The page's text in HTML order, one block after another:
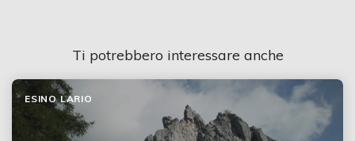
Ti potrebbero interessare anche
ESINO LARIO